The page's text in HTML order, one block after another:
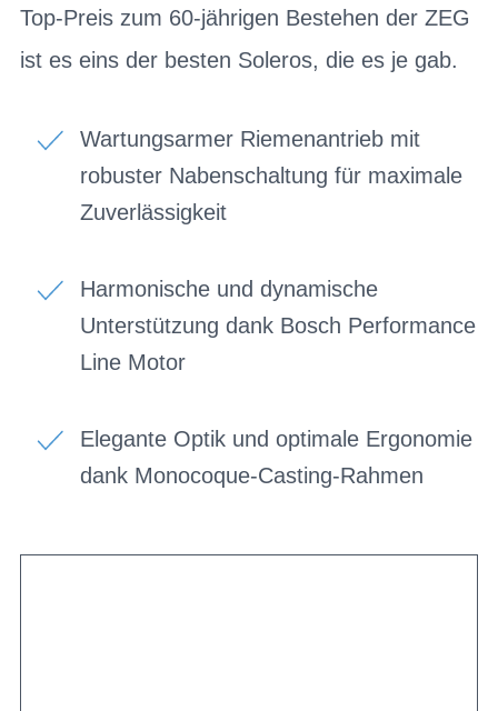
Top-Preis zum 60-jährigen Bestehen der ZEG
ist es eins der besten Soleros, die es je gab.
Wartungsarmer Riemenantrieb mit
robuster Nabenschaltung für maximale
Zuverlässigkeit
Harmonische und dynamische
Unterstützung dank Bosch Performance
Line Motor
Elegante Optik und optimale Ergonomie
dank Monocoque-Casting-Rahmen